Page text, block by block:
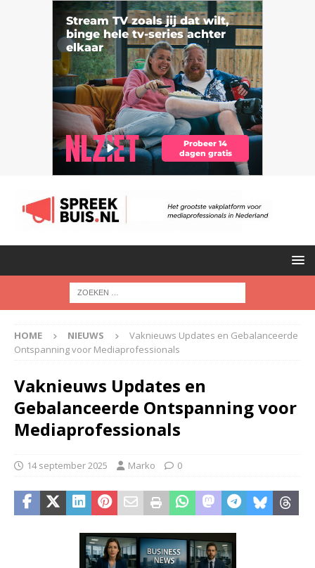
HOME NIEUWS
Vaknieuws Updates en Gebalanceerde
Ontspanning voor Mediaprofessionals
Vaknieuws Updates en
Gebalanceerde Ontspanning voor
Mediaprofessionals
14 september 2025 Marko 0